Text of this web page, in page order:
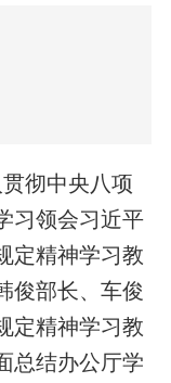
彻中央八项
习领会习近平
定精神学习教
俊部长、车俊
定精神学习教
总结办公厅学